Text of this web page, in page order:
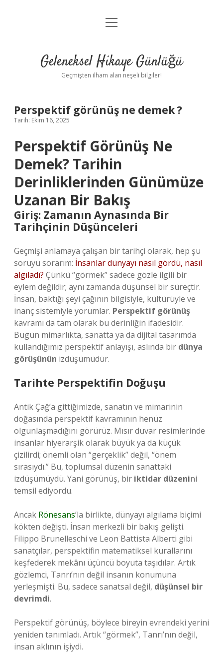
Anasayfa
Yasal Uyarı
menüyü
Geleneksel Hikaye Günlüğü
Geçmişten ilham alan neşeli bilgiler!
Perspektif görünüş ne demek ?
Tarih: Ekim 16, 2025
Perspektif Görünüş Ne
Demek? Tarihin
Derinliklerinden Günümüze
Uzanan Bir Bakış
Giriş: Zamanın Aynasında Bir
Tarihçinin Düşünceleri
Geçmişi anlamaya çalışan bir tarihçi olarak, hep şu
soruyu sorarım: İnsanlar dünyayı nasıl gördü, nasıl
algıladı? Çünkü “görmek” sadece gözle ilgili bir
eylem değildir; aynı zamanda düşünsel bir süreçtir.
İnsan, baktığı şeyi çağının bilgisiyle, kültürüyle ve
inanç sistemiyle yorumlar. Perspektif görünüş
kavramı da tam olarak bu derinliğin ifadesidir.
Bugün mimarlıkta, sanatta ya da dijital tasarımda
kullandığımız perspektif anlayışı, aslında bir dünya
görüşünün izdüşümüdür.
Tarihte Perspektifin Doğuşu
Antik Çağ’a gittiğimizde, sanatın ve mimarinin
doğasında perspektif kavramının henüz
olgunlaşmadığını görürüz. Mısır duvar resimlerinde
insanlar hiyerarşik olarak büyük ya da küçük
çizilirdi; önemli olan “gerçeklik” değil, “önem
sırasıydı.” Bu, toplumsal düzenin sanattaki
izdüşümüydü. Yani görünüş, bir iktidar düzenini
temsil ediyordu.
Ancak Rönesans’la birlikte, dünyayı algılama biçimi
kökten değişti. İnsan merkezli bir bakış gelişti.
Filippo Brunelleschi ve Leon Battista Alberti gibi
sanatçılar, perspektifin matematiksel kurallarını
keşfederek mekânı üçüncü boyuta taşıdılar. Artık
gözlemci, Tanrı’nın değil insanın konumuna
yerleşmişti. Bu, sadece sanatsal değil, düşünsel bir
devrimdi.
Perspektif görünüş, böylece bireyin evrendeki yerini
yeniden tanımladı. Artık “görmek”, Tanrı’nın değil,
insan aklının işiydi.